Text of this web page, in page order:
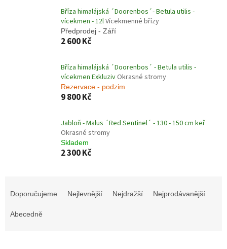
Bříza himalájská ´Doorenbos´- Betula utilis -
vícekmen - 12lVícekmenné břízy
Předprodej - Září
2 600 Kč
Bříza himalájská ´Doorenbos´ - Betula utilis -
vícekmen ExkluzivOkrasné stromy
Rezervace - podzim
9 800 Kč
Jabloň - Malus ´Red Sentinel´ - 130 - 150 cm keř
Okrasné stromy
Skladem
2 300 Kč
Doporučujeme Nejlevnější Nejdražší Nejprodávanější
Abecedně